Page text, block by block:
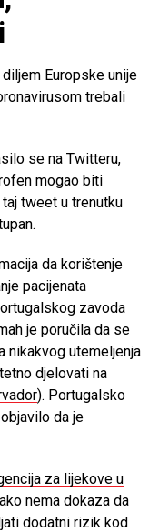
Europske unije
trebali
se na Twitteru,
mogao biti
taj tweet u trenutku
da korištenje
pacijenata
zavoda
je poručila da se
nikakvog utemeljenja
djelovati na
). Portugalsko
da je
za lijekove u
nema dokaza da
dodatni rizik kod